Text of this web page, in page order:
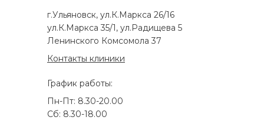
г.Ульяновск, ул.К.Маркса 26/16
ул.К.Маркса 35/1, ул.Радищева 5
Ленинского Комсомола 37
Контакты клиники
График работы:
Пн-Пт: 8.30-20.00
Сб: 8.30-18.00